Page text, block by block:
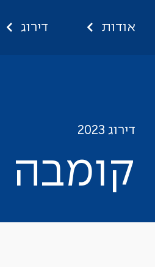
אודות דירוג
דירוג 2023
קומבה